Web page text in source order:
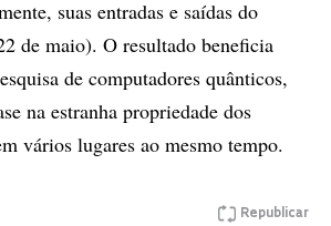
suas entradas e saídas do
de maio). O resultado beneficia
de computadores quânticos,
na estranha propriedade dos
vários lugares ao mesmo tempo.
Republicar